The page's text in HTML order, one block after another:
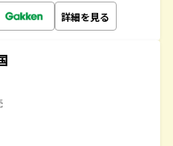
詳細を見る